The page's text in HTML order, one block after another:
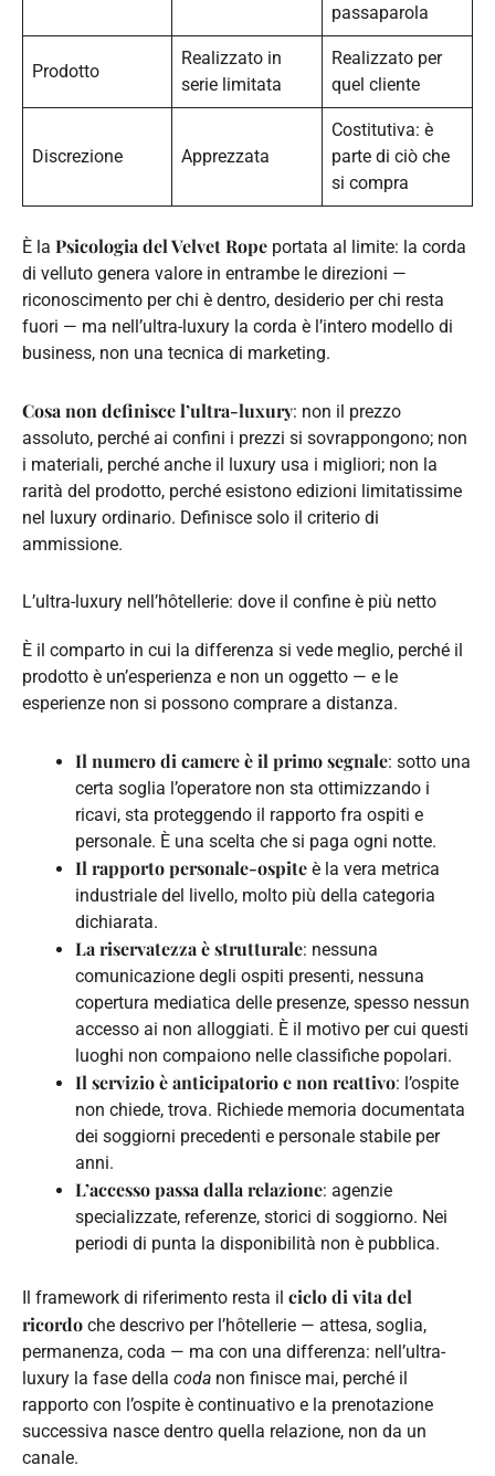
passaparola
Prodotto
Realizzato in
serie limitata
Realizzato per
quel cliente
Discrezione Apprezzata
Costitutiva: è
parte di ciò che
si compra
È la Psicologia del Velvet Rope portata al limite: la corda
di velluto genera valore in entrambe le direzioni —
riconoscimento per chi è dentro, desiderio per chi resta
fuori — ma nell’ultra-luxury la corda è l’intero modello di
business, non una tecnica di marketing.
Cosa non definisce l’ultra-luxury: non il prezzo
assoluto, perché ai confini i prezzi si sovrappongono; non
i materiali, perché anche il luxury usa i migliori; non la
rarità del prodotto, perché esistono edizioni limitatissime
nel luxury ordinario. Definisce solo il criterio di
ammissione.
L’ultra-luxury nell’hôtellerie: dove il confine è più netto
È il comparto in cui la differenza si vede meglio, perché il
prodotto è un’esperienza e non un oggetto — e le
esperienze non si possono comprare a distanza.
Il numero di camere è il primo segnale: sotto una
certa soglia l’operatore non sta ottimizzando i
ricavi, sta proteggendo il rapporto fra ospiti e
personale. È una scelta che si paga ogni notte.
Il rapporto personale-ospite è la vera metrica
industriale del livello, molto più della categoria
dichiarata.
La riservatezza è strutturale: nessuna
comunicazione degli ospiti presenti, nessuna
copertura mediatica delle presenze, spesso nessun
accesso ai non alloggiati. È il motivo per cui questi
luoghi non compaiono nelle classifiche popolari.
Il servizio è anticipatorio e non reattivo: l’ospite
non chiede, trova. Richiede memoria documentata
dei soggiorni precedenti e personale stabile per
anni.
L’accesso passa dalla relazione: agenzie
specializzate, referenze, storici di soggiorno. Nei
periodi di punta la disponibilità non è pubblica.
Il framework di riferimento resta il ciclo di vita del
ricordo che descrivo per l’hôtellerie — attesa, soglia,
permanenza, coda — ma con una differenza: nell’ultra-
luxury la fase della coda non finisce mai, perché il
rapporto con l’ospite è continuativo e la prenotazione
successiva nasce dentro quella relazione, non da un
canale.